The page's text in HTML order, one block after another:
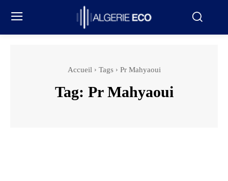
Accueil Tags Pr Mahyaoui
Tag: Pr Mahyaoui